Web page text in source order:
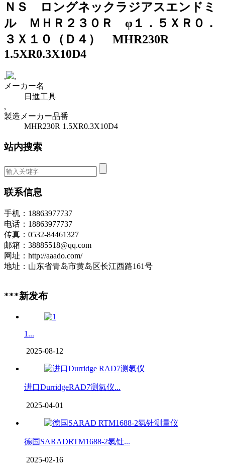
ＮＳ ロングネックラジアスエンドミ
ル ＭＨＲ２３０Ｒ φ１．５ＸＲ０．
３Ｘ１０（Ｄ４） MHR230R
1.5XR0.3X10D4
,
,
メーカー名
日進工具
,
製造メーカー品番
MHR230R 1.5XR0.3X10D4
站内搜索
联系信息
手机：18863977737
电话：18863977737
传真：0532-84461327
邮箱：38885518@qq.com
网址：http://aaado.com/
地址：山东省青岛市黄岛区长江西路161号
***新发布
1...
2025-08-12
进口DurridgeRAD7测氡仪...
2025-04-01
德国SARADRTM1688-2氡钍...
2025-02-16